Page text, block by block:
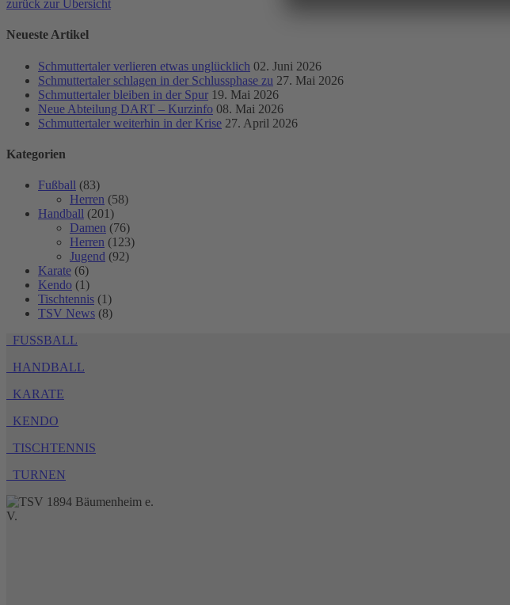
zurück zur Übersicht
Neueste Artikel
Schmuttertaler verlieren etwas unglücklich 02. Juni 2026
Schmuttertaler schlagen in der Schlussphase zu 27. Mai 2026
Schmuttertaler bleiben in der Spur 19. Mai 2026
Neue Abteilung DART – Kurzinfo 08. Mai 2026
Schmuttertaler weiterhin in der Krise 27. April 2026
Kategorien
Fußball (83)
Herren (58)
Handball (201)
Damen (76)
Herren (123)
Jugend (92)
Karate (6)
Kendo (1)
Tischtennis (1)
TSV News (8)
FUSSBALL
HANDBALL
KARATE
KENDO
TISCHTENNIS
TURNEN